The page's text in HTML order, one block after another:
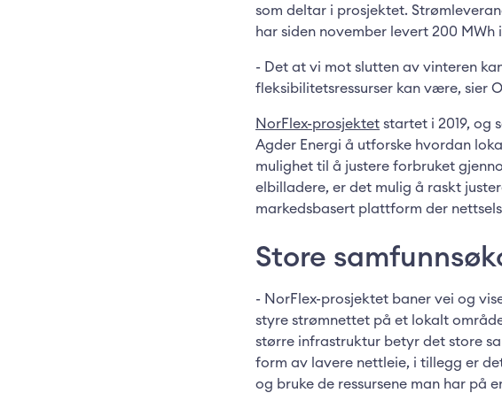
som deltar i prosjektet.
har siden november levert 200
- Det at vi mot slutten av vinteren
fleksibilitetsressurser kan være, sier
NorFlex-prosjektet startet i 2019, og
Agder Energi å utforske hvordan
mulighet til å justere forbruket
elbilladere, er det mulig å raskt
markedsbasert plattform der
Store
- NorFlex-prosjektet baner vei og
styre strømnettet på et lokalt
større infrastruktur betyr det store
form av lavere nettleie, i tillegg er
og bruke de ressursene man har på